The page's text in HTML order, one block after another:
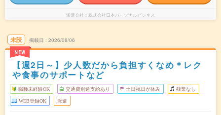
派遣会社 株式会社日本パーソナルビジネス
未読
NEW
掲載日 2026/08/06
【週2日～】少人数だから負担すくなめ＊レク
や食事のサポートなど
職種未経験OK 交通費別途支給あり 土日祝日が休み 残業なし
WEB登録OK 派遣